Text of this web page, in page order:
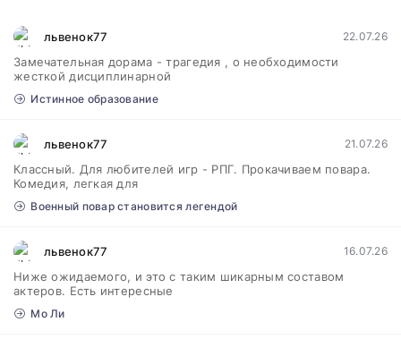
львенок77 22.07.26
Замечательная дорама - трагедия , о необходимости
жесткой дисциплинарной
Истинное образование
львенок77 21.07.26
Классный. Для любителей игр - РПГ. Прокачиваем повара.
Комедия, легкая для
Военный повар становится легендой
львенок77 16.07.26
Ниже ожидаемого, и это с таким шикарным составом
актеров. Есть интересные
Мо Ли